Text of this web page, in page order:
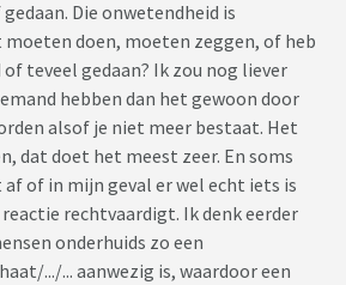
Die onwetendheid is
moeten doen, moeten zeggen, of heb
teveel gedaan? Ik zou nog liever
hebben dan het gewoon door
alsof je niet meer bestaat. Het
dat doet het meest zeer. En soms
of in mijn geval er wel echt iets is
rechtvaardigt. Ik denk eerder
onderhuids zo een
.../... aanwezig is, waardoor een